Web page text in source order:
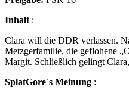
Inhalt :
Clara will die DDR verlassen.
Metzgerfamilie, die geflohene
Margit. Schließlich gelingt
SplatGore´s Meinung :